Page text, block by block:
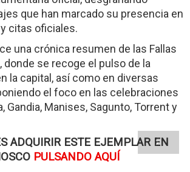
que han marcado su presencia en
citas oficiales.
una crónica resumen de las Fallas
donde se recoge el pulso de la
la capital, así como en diversas
el foco en las celebraciones
Gandia, Manises, Sagunto, Torrent y
ADQUIRIR ESTE EJEMPLAR EN
PULSANDO AQUÍ